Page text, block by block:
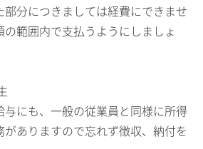
分につきましては経費にできませ
範囲内で支払うようにしましょ
にも、一般の従業員と同様に所得
ありますので忘れず徴収、納付を